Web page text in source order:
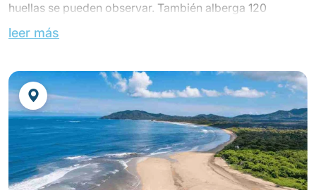
huellas se pueden observar. También alberga 120
especies de anfibios y reptiles, así como más de 400
especies de aves, formando un verdadero paraíso
Almuerzo en un restaurante local.
Tarde libre.
Cenaen el hotel.
leer más